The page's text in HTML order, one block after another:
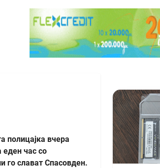
полицајка вчера
еден час со
го слават Спасовден.